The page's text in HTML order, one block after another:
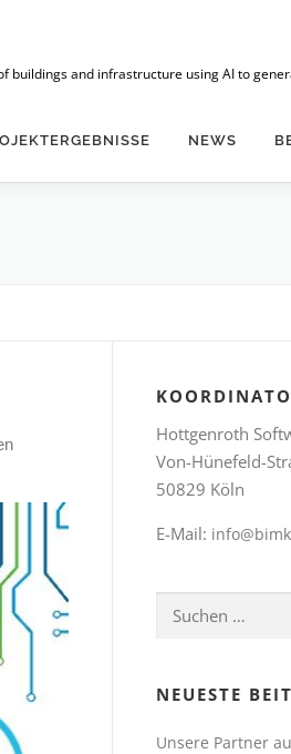
buildings and infrastructure using AI to
NEWS
Hottgenroth
Von-Hünefeld-
50829 Köln
E-Mail:
Suchen
nach:
NEUESTE
Unsere Partner